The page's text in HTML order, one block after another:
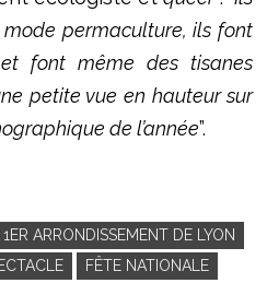
permaculture, ils font
font même des tisanes
petite vue en hauteur sur
de l’année”.
1ER ARRONDISSEMENT DE LYON
FÊTE NATIONALE